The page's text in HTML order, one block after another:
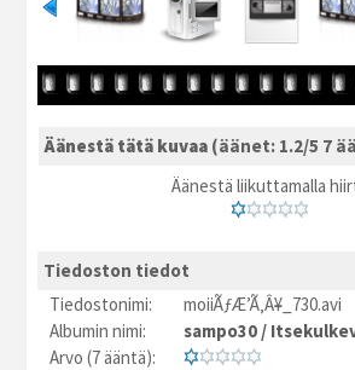
Äänestä tätä kuvaa (äänet: 1.2/5 7
Äänestä liikuttamalla
Tiedoston tiedot
Tiedostonimi:
moiiÃƒÆ’Ã‚Â¥_730.avi
Albumin nimi:
sampo30 /
Arvo (7 ääntä):